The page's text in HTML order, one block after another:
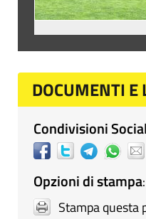
DOCUMENTI E
Condivisioni Social
Opzioni di stampa:
Stampa questa